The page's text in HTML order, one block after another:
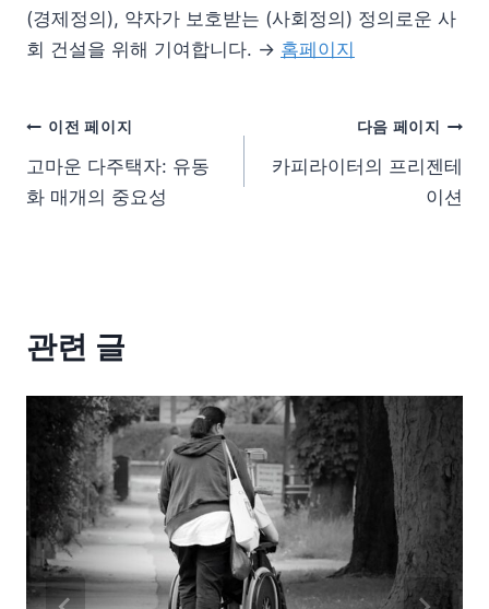
(경제정의), 약자가 보호받는 (사회정의) 정의로운 사
회 건설을 위해 기여합니다. → 홈페이지
이전 페이지
고마운 다주택자: 유동
화 매개의 중요성
다음 페이지
카피라이터의 프리젠테
이션
관련 글